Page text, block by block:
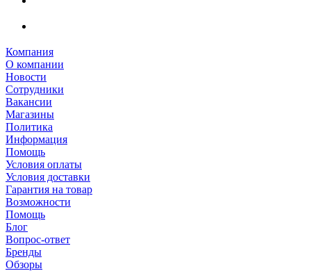
Компания
О компании
Новости
Сотрудники
Вакансии
Магазины
Политика
Информация
Помощь
Условия оплаты
Условия доставки
Гарантия на товар
Возможности
Помощь
Блог
Вопрос-ответ
Бренды
Обзоры